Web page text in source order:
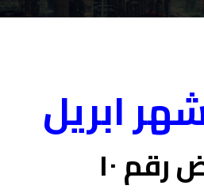
ابريل
رقم ١٠